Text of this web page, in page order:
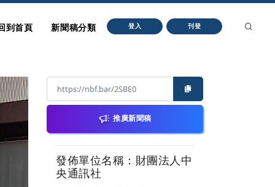
到首頁 新聞稿分類 登入 刊登
推廣新聞稿
發佈單位名稱：財團法人中
央通訊社